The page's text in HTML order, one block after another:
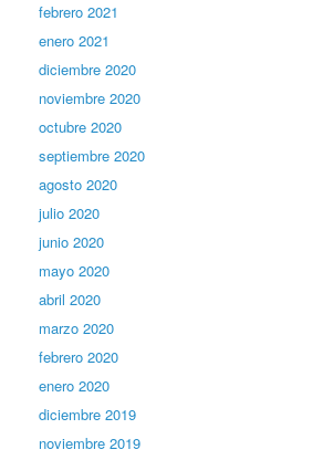
febrero 2021
enero 2021
diciembre 2020
noviembre 2020
octubre 2020
septiembre 2020
agosto 2020
julio 2020
junio 2020
mayo 2020
abril 2020
marzo 2020
febrero 2020
enero 2020
diciembre 2019
noviembre 2019